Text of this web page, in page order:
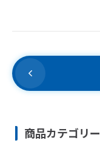
商品カテゴリー